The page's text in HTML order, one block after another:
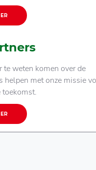
te weten komen over de
helpen met onze missie
toekomst.